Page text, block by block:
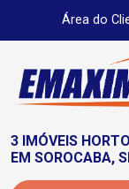
Área do
3 IMÓVEIS
EM SOROCABA,